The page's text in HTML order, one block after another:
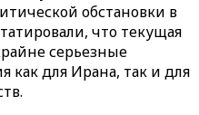
обстановки в
что текущая
серьезные
как для Ирана, так и для